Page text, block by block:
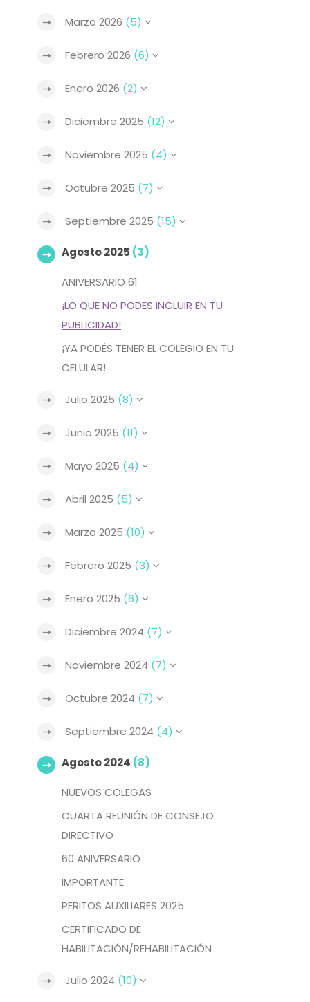
Marzo 2026 (5)
Febrero 2026 (6)
Enero 2026 (2)
Diciembre 2025 (12)
Noviembre 2025 (4)
Octubre 2025 (7)
Septiembre 2025 (15)
Agosto 2025 (3)
ANIVERSARIO 61
¡LO QUE NO PODES INCLUIR EN TU
PUBLICIDAD!
¡YA PODÉS TENER EL COLEGIO EN TU
CELULAR!
Julio 2025 (8)
Junio 2025 (11)
Mayo 2025 (4)
Abril 2025 (5)
Marzo 2025 (10)
Febrero 2025 (3)
Enero 2025 (6)
Diciembre 2024 (7)
Noviembre 2024 (7)
Octubre 2024 (7)
Septiembre 2024 (4)
Agosto 2024 (8)
NUEVOS COLEGAS
CUARTA REUNIÓN DE CONSEJO
DIRECTIVO
60 ANIVERSARIO
IMPORTANTE
PERITOS AUXILIARES 2025
CERTIFICADO DE
HABILITACIÓN/REHABILITACIÓN
Julio 2024 (10)